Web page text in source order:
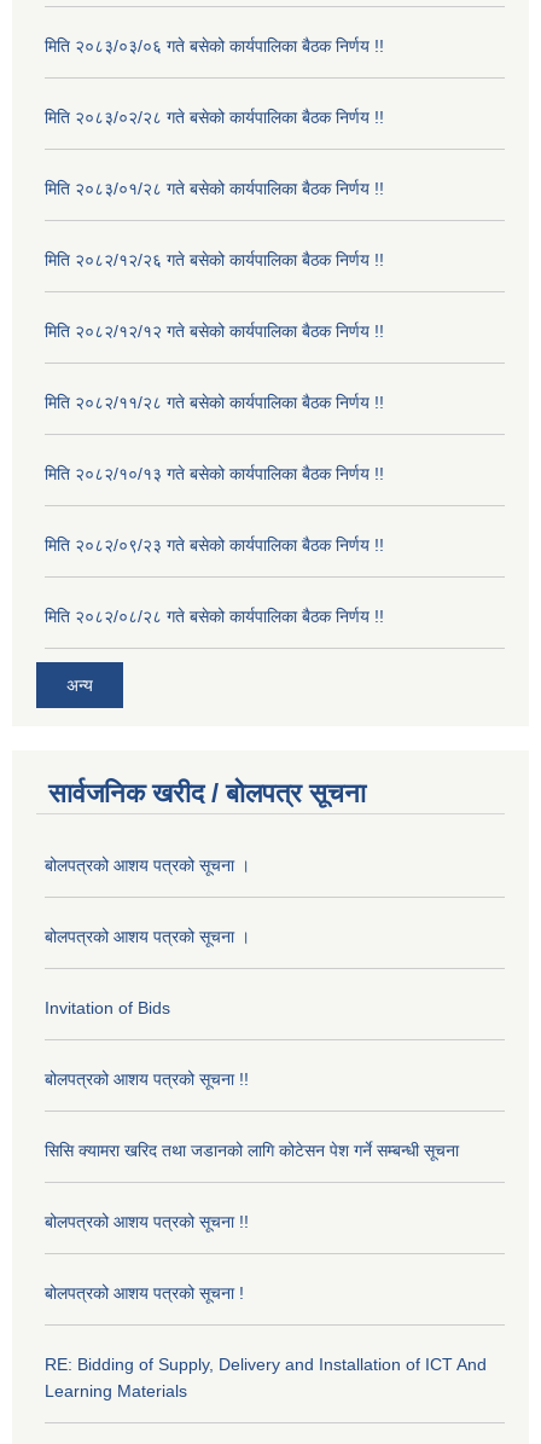
मिति २०८३/०३/०६ गते बसेको कार्यपालिका बैठक निर्णय !!
मिति २०८३/०२/२८ गते बसेको कार्यपालिका बैठक निर्णय !!
मिति २०८३/०१/२८ गते बसेको कार्यपालिका बैठक निर्णय !!
मिति २०८२/१२/२६ गते बसेको कार्यपालिका बैठक निर्णय !!
मिति २०८२/१२/१२ गते बसेको कार्यपालिका बैठक निर्णय !!
मिति २०८२/११/२८ गते बसेको कार्यपालिका बैठक निर्णय !!
मिति २०८२/१०/१३ गते बसेको कार्यपालिका बैठक निर्णय !!
मिति २०८२/०९/२३ गते बसेको कार्यपालिका बैठक निर्णय !!
मिति २०८२/०८/२८ गते बसेको कार्यपालिका बैठक निर्णय !!
अन्य
सार्वजनिक खरीद / बोलपत्र सूचना
बोलपत्रको आशय पत्रको सूचना ।
बोलपत्रको आशय पत्रको सूचना ।
Invitation of Bids
बोलपत्रको आशय पत्रको सूचना !!
सिसि क्यामरा खरिद तथा जडानको लागि कोटेसन पेश गर्ने सम्बन्धी सूचना
बोलपत्रको आशय पत्रको सूचना !!
बोलपत्रको आशय पत्रको सूचना !
RE: Bidding of Supply, Delivery and Installation of ICT And
Learning Materials